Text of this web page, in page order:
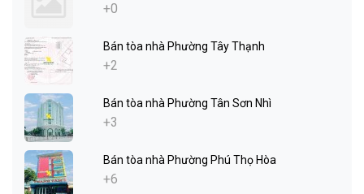
+0
Bán tòa nhà Phường Tây Thạnh
+2
Bán tòa nhà Phường Tân Sơn Nhì
+3
Bán tòa nhà Phường Phú Thọ Hòa
+6